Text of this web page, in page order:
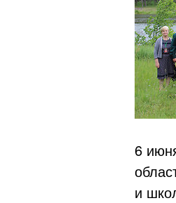
6
и